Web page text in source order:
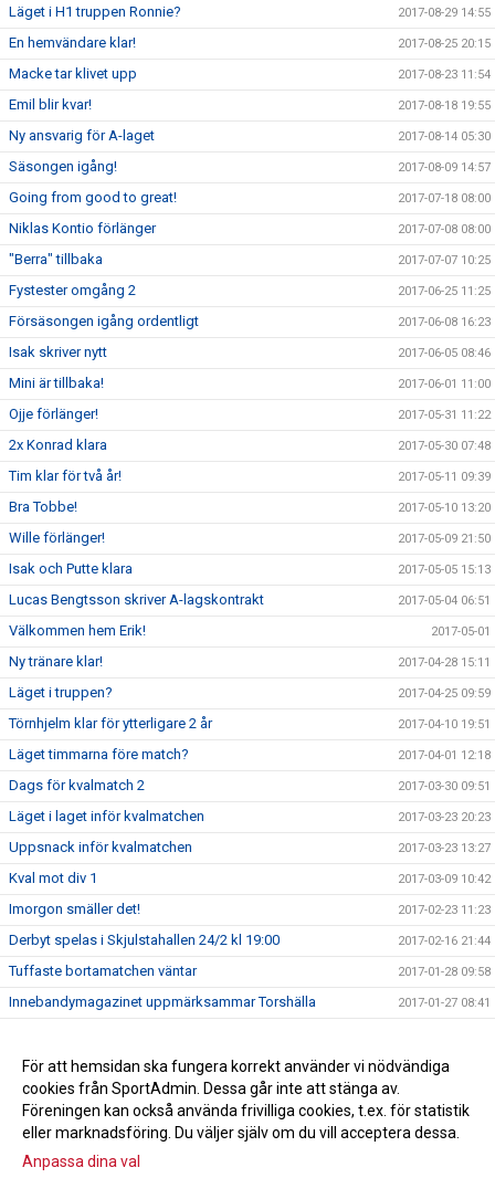
Läget i H1 truppen Ronnie? 2017-08-29 14:55
En hemvändare klar! 2017-08-25 20:15
Macke tar klivet upp 2017-08-23 11:54
Emil blir kvar! 2017-08-18 19:55
Ny ansvarig för A-laget 2017-08-14 05:30
Säsongen igång! 2017-08-09 14:57
Going from good to great! 2017-07-18 08:00
Niklas Kontio förlänger 2017-07-08 08:00
"Berra" tillbaka 2017-07-07 10:25
Fystester omgång 2 2017-06-25 11:25
Försäsongen igång ordentligt 2017-06-08 16:23
Isak skriver nytt 2017-06-05 08:46
Mini är tillbaka! 2017-06-01 11:00
Ojje förlänger! 2017-05-31 11:22
2x Konrad klara 2017-05-30 07:48
Tim klar för två år! 2017-05-11 09:39
Bra Tobbe! 2017-05-10 13:20
Wille förlänger! 2017-05-09 21:50
Isak och Putte klara 2017-05-05 15:13
Lucas Bengtsson skriver A-lagskontrakt 2017-05-04 06:51
Välkommen hem Erik! 2017-05-01
Ny tränare klar! 2017-04-28 15:11
Läget i truppen? 2017-04-25 09:59
Törnhjelm klar för ytterligare 2 år 2017-04-10 19:51
Läget timmarna före match? 2017-04-01 12:18
Dags för kvalmatch 2 2017-03-30 09:51
Läget i laget inför kvalmatchen 2017-03-23 20:23
Uppsnack inför kvalmatchen 2017-03-23 13:27
Kval mot div 1 2017-03-09 10:42
Imorgon smäller det! 2017-02-23 11:23
Derbyt spelas i Skjulstahallen 24/2 kl 19:00 2017-02-16 21:44
Tuffaste bortamatchen väntar 2017-01-28 09:58
Innebandymagazinet uppmärksammar Torshälla 2017-01-27 08:41
Derby i Skjulsta 2017-01-25 21:00
Torshälla värvar Allsvensk spelare 2016-11-30 20:00
För att hemsidan ska fungera korrekt använder vi nödvändiga
cookies från SportAdmin. Dessa går inte att stänga av.
Föreningen kan också använda frivilliga cookies, t.ex. för statistik
eller marknadsföring. Du väljer själv om du vill acceptera dessa.
Anpassa dina val